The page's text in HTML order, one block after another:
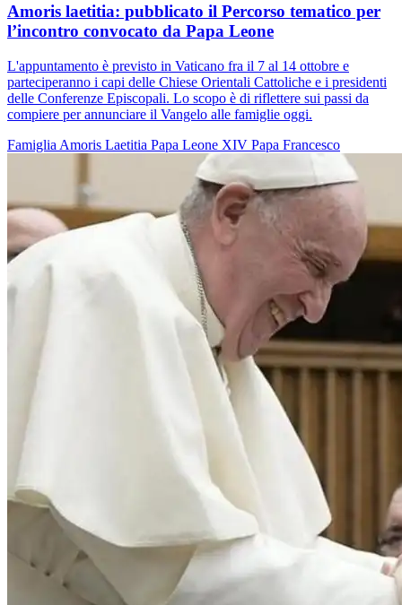
Amoris laetitia: pubblicato il Percorso tematico per
l’incontro convocato da Papa Leone
L'appuntamento è previsto in Vaticano fra il 7 al 14 ottobre e
parteciperanno i capi delle Chiese Orientali Cattoliche e i presidenti
delle Conferenze Episcopali. Lo scopo è di riflettere sui passi da
compiere per annunciare il Vangelo alle famiglie oggi.
Famiglia Amoris Laetitia Papa Leone XIV Papa Francesco